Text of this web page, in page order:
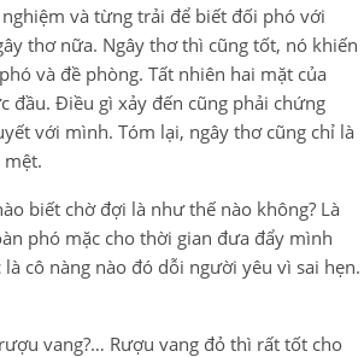
và từng trải để biết đối phó với
thơ nữa. Ngây thơ thì cũng tốt, nó khiến
và đề phòng. Tất nhiên hai mặt của
đầu. Điều gì xảy đến cũng phải chứng
với mình. Tóm lại, ngây thơ cũng chỉ là
biết chờ đợi là như thế nào không? Là
phó mặc cho thời gian đưa đẩy mình
cô nàng nào đó dỗi người yêu vì sai hẹn.
vang?… Rượu vang đỏ thì rất tốt cho